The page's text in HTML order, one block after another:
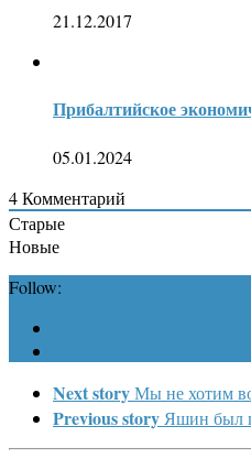
21.12.2017
Прибалтийское
05.01.2024
4Комментарий
Старые
Новые
Follow:
Next storyМы не хотим
Previous story Яшин был